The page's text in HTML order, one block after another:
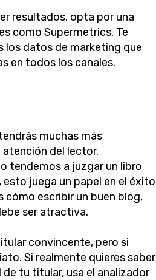
resultados, opta por una
como Supermetrics. Te
los datos de marketing que
en todos los canales.
muchas más
del lector.
tendemos a juzgar un libro
juega un papel en el éxito
cómo escribir un buen blog,
ser atractiva.
convincente, pero si
Si realmente quieres saber
tu titular, usa el analizador